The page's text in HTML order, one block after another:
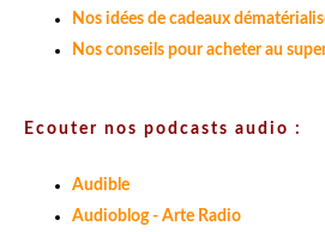
Nos idées de cadeaux
Nos conseils pour acheter au
Ecouter nos podcasts audio :
Audible
Audioblog - Arte Radio